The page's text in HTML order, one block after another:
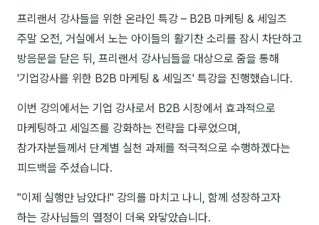
🤲 협력강사 과정 15
온라인강의 NEW
📈 B2B 마케팅
🤖 AI 실무
🧭 기획·전략
강사
프리랜서 강사들을 위한 온라인 특강 – B2B 마케팅 & 세일즈
주말 오전, 거실에서 노는 아이들의 활기찬 소리를 잠시 차단하고
방음문을 닫은 뒤, 프리랜서 강사님들을 대상으로 줌을 통해
'기업강사를 위한 B2B 마케팅 & 세일즈' 특강을 진행했습니다.
이번 강의에서는 기업 강사로서 B2B 시장에서 효과적으로
마케팅하고 세일즈를 강화하는 전략을 다루었으며,
참가자분들께서 단계별 실천 과제를 적극적으로 수행하겠다는
피드백을 주셨습니다.
"이제 실행만 남았다!" 강의를 마치고 나니, 함께 성장하고자
하는 강사님들의 열정이 더욱 와닿았습니다.